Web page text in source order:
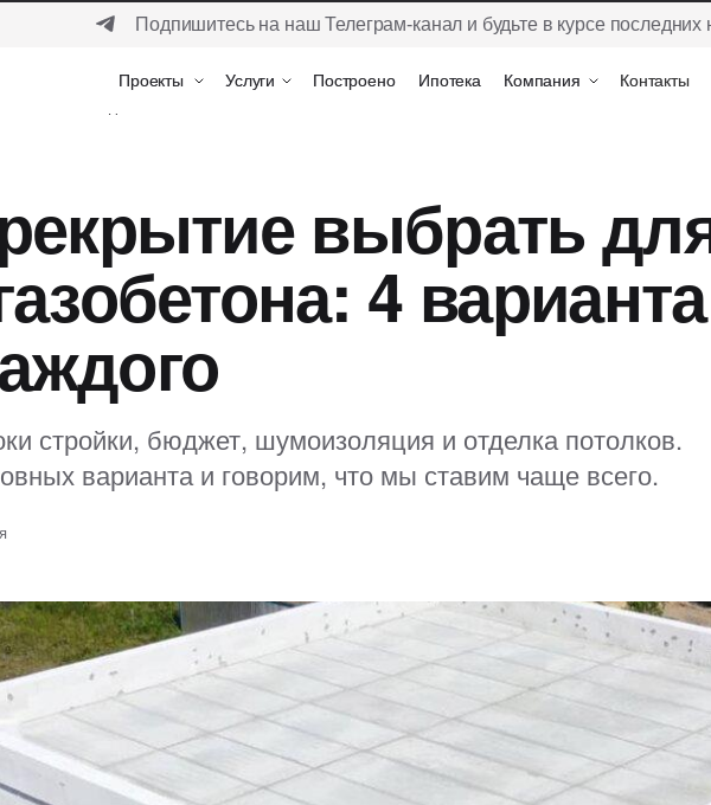
Подпишитесь на наш Телеграм-канал и будьте в курсе последних
Проекты
Проекты Услуги
Услуги Компания
Компания
Построено
Построено Ипотека
Ипотека Контакты
Контакты
выбрать
4
стройки, бюджет, шумоизоляция и отделка потолков.
варианта и говорим, что мы ставим чаще всего.